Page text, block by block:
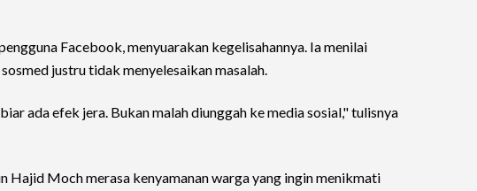
Facebook, menyuarakan kegelisahannya. Ia menilai
justru tidak menyelesaikan masalah.
ada efek jera. Bukan malah diunggah ke media sosial," tulisnya
Hajid Moch merasa kenyamanan warga yang ingin menikmati